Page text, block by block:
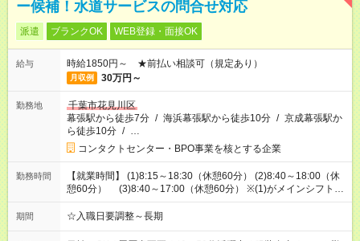
ー候補！水道サービスの問合せ対応
派遣 ブランクOK WEB登録・面接OK
給与 時給1850円～ ★前払い相談可（規定あり）
月収例 30万円～
勤務地
千葉市花見川区
幕張駅から徒歩7分 / 海浜幕張駅から徒歩10分 / 京成幕張駅か
ら徒歩10分 / …
コンタクトセンター・BPO事業を核とする企業
勤務時間
【就業時間】 (1)8:15～18:30（休憩60分） (2)8:40～18:00（休
憩60分） (3)8:40～17:00（休憩60分） ※(1)がメインシフトと
なります。
期間 ☆入職日要調整～長期